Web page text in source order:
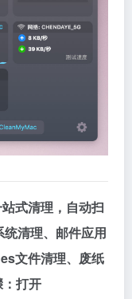
式清理，自动扫
清理、邮件应用
文件清理、废纸
打开